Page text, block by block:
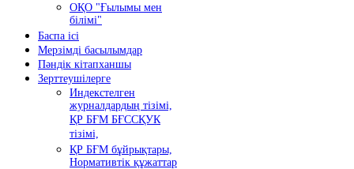
ОҚО "Ғылымы мен
білімі"
Баспа ісі
Мерзімді басылымдар
Пәндік кітапханшы
Зерттеушілерге
Индекстелген
журналдардың тізімі,
ҚР БҒМ БҒССҚУК
тізімі,
ҚР БҒМ бұйрықтары,
Нормативтік құжаттар